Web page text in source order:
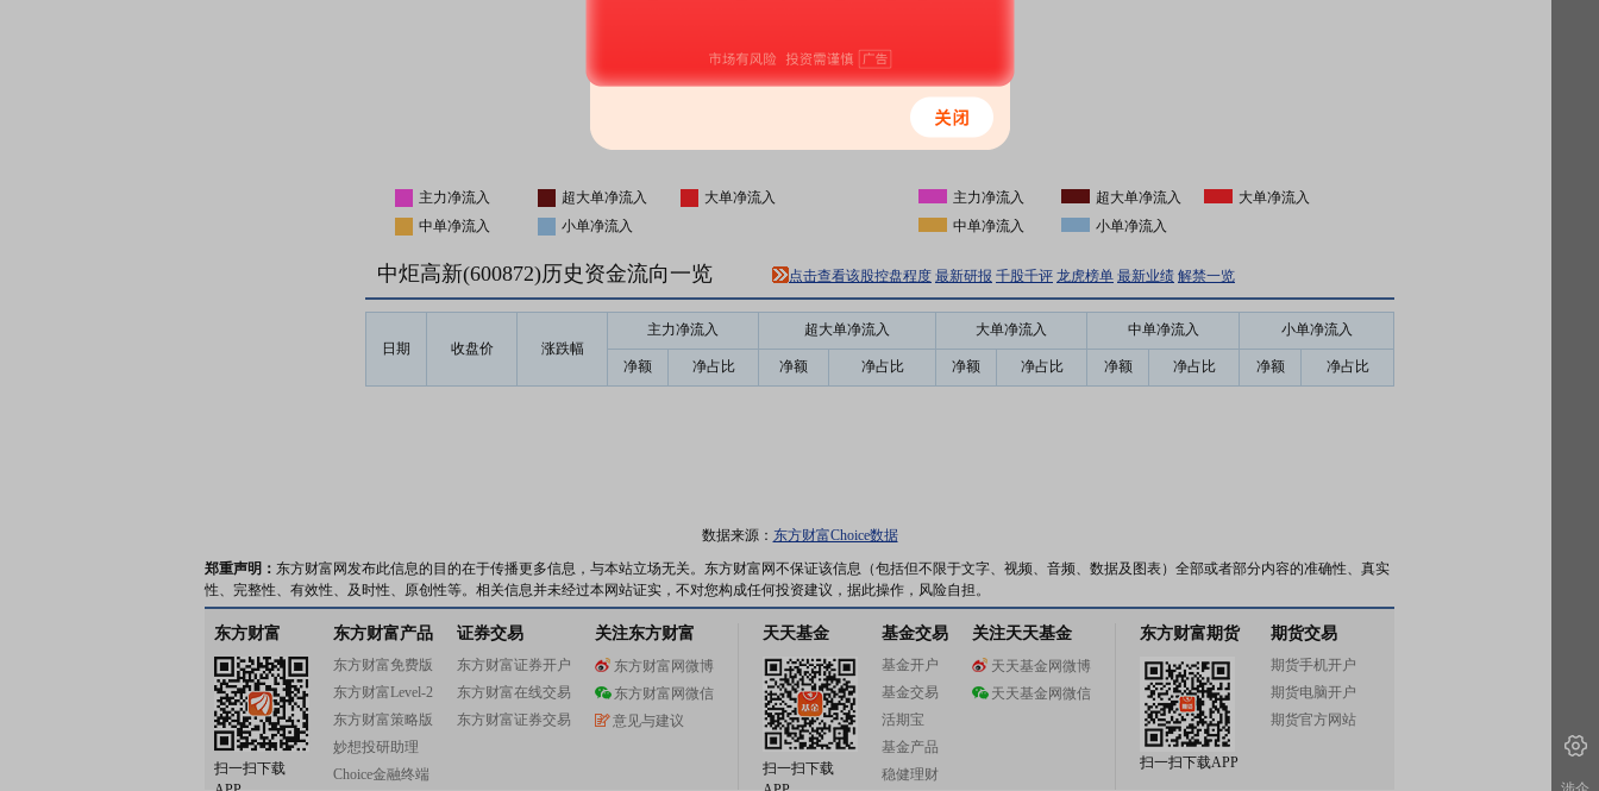
主力净流入 超大单净流入
大单净流入
中单净流入
小单净流入
主力净流入 超大单净流入
大单净流入
中单净流入
小单净流入
中炬高新(600872)历史资金流向一览 点击查看该股控盘程度 最新研报 千股千评 龙虎榜单 最新业绩 解禁一览
日期 收盘价 涨跌幅
主力净流入 超大单净流入 大单净流入 中单净流入 小单净流入
净额 净占比 净额 净占比 净额 净占比 净额 净占比 净额 净占比
数据来源： 东方财富Choice数据
郑重声明： 东方财富网发布此信息的目的在于传播更多信息，与本站立场无关。东方财富网不保证该信息（包括但不限于文字、视频、音频、数据及图表）全部或者部分内容的准确性、真实
性、完整性、有效性、及时性、原创性等。相关信息并未经过本网站证实，不对您构成任何投资建议，据此操作，风险自担。
东方财富
扫一扫下载
东方财富产品
东方财富免费版
东方财富Level-2
东方财富策略版
妙想投研助理
Choice金融终端
证券交易
东方财富证券开户
东方财富在线交易
东方财富证券交易
关注东方财富
东方财富网微博
东方财富网微信
意见与建议
天天基金
扫一扫下载
基金交易
基金开户
基金交易
活期宝
基金产品
稳健理财
关注天天基金
天天基金网微博
天天基金网微信
东方财富期货
扫一扫下载APP
期货交易
期货手机开户
期货电脑开户
期货官方网站